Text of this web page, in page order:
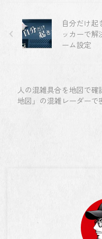
自分だけ起
ッカーで解
ーム設定
人の混雑具合を地図で確
地図」の混雑レーダーで